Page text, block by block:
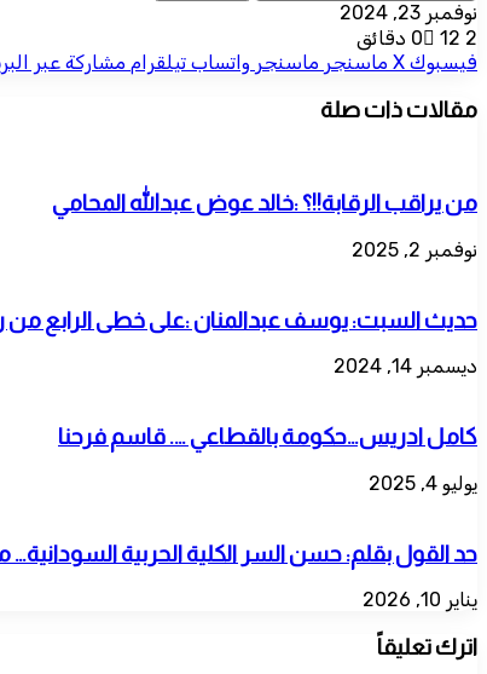
نوفمبر 23, 2024
0
12 2 دقائق
فيسبوك ‫X ماسنجر ماسنجر واتساب تيلقرام مشاركة عبر
مقالات ذات صلة
من يراقب الرقابة!!؟ :خالد عوض عبدالله المحامي
نوفمبر 2, 2025
حديث السبت: يوسف عبدالمنان :على خطى الرابع من
ديسمبر 14, 2024
كامل ادريس…حكومة بالقطاعي …. قاسم فرحنا
يوليو 4, 2025
حد القول بقلم: حسن السر الكلية الحربية
يناير 10, 2026
اترك تعليقاً